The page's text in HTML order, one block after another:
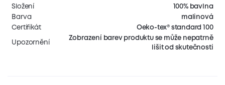
Složení
100% bavlna
Barva
malinová
Certifikát
Oeko-tex® standard 100
Upozornění
Zobrazení barev produktu se může nepatrně
lišit od skutečnosti